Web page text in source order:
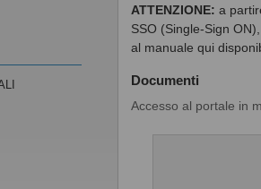
ATTENZIONE: a
SSO (Single-Sign
al manuale qui
Documenti
Accesso al portale in